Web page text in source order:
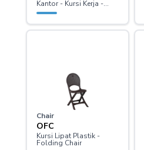
Kantor - Kursi Kerja -
Kursi Belajar
Chair
OFC
Kursi Lipat Plastik -
Folding Chair